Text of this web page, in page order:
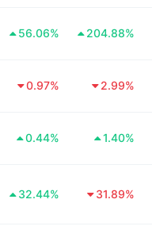
56.06% 204.88%
0.97% 2.99%
0.44% 1.40%
32.44% 31.89%